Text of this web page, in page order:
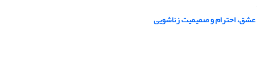
عشق، احترام و صمیمیت زناشویی